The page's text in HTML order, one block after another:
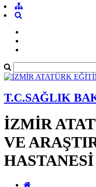
T.C.SAĞLIK
İZMİR
VE
HASTANESİ